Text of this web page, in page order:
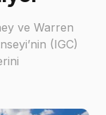
ve Warren
(IGC)